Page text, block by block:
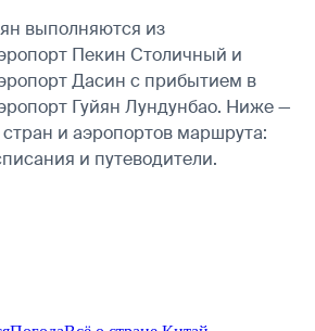
выполняются из
Пекин Столичный и
Дасин с прибытием в
Гуйян Лундунбао. Ниже —
и аэропортов маршрута:
и путеводители.